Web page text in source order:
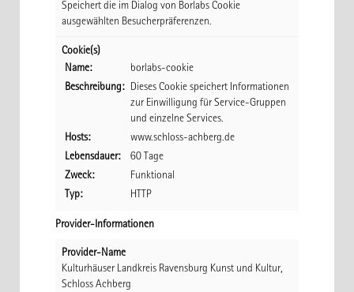
Speichert die im Dialog von Borlabs Cookie
ausgewählten Besucherpräferenzen.
Cookie(s)
Name:
borlabs-cookie
Beschreibung:
Dieses Cookie speichert Informationen
zur Einwilligung für Service-Gruppen
und einzelne Services.
Hosts:
www.schloss-achberg.de
Lebensdauer:
60 Tage
Zweck:
Funktional
Typ:
HTTP
Provider-Informationen
Provider-Name
Kulturhäuser Landkreis Ravensburg Kunst und Kultur,
Schloss Achberg